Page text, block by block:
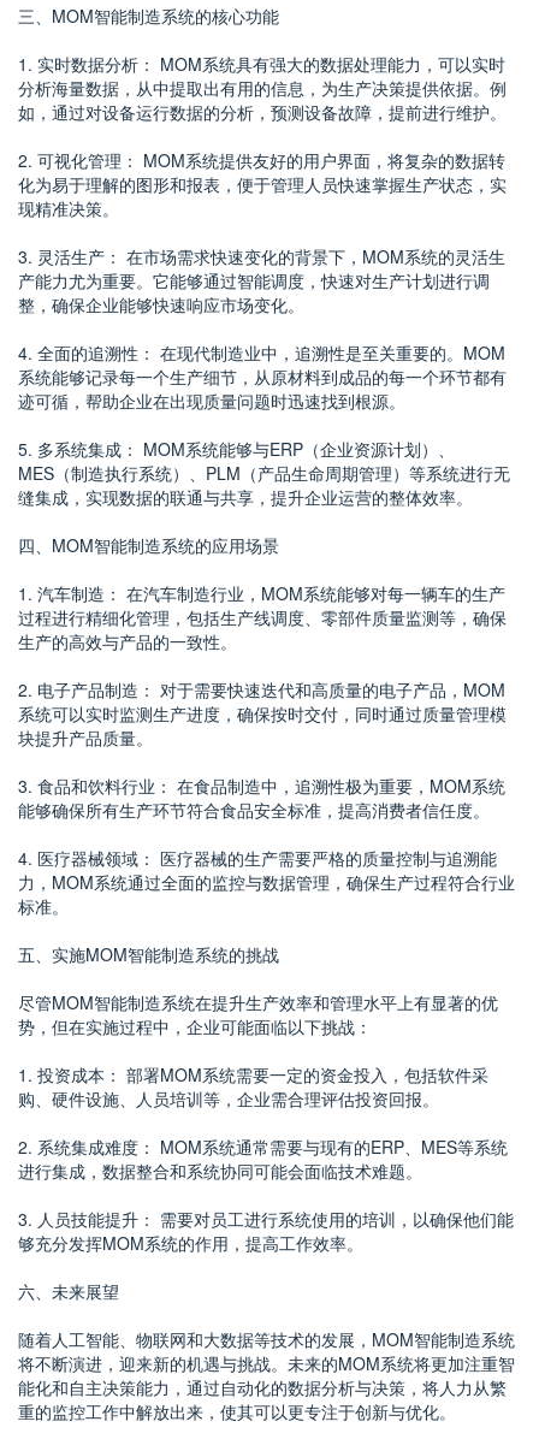
三、MOM智能制造系统的核心功能
1. 实时数据分析： MOM系统具有强大的数据处理能力，可以实时
分析海量数据，从中提取出有用的信息，为生产决策提供依据。例
如，通过对设备运行数据的分析，预测设备故障，提前进行维护。
2. 可视化管理： MOM系统提供友好的用户界面，将复杂的数据转
化为易于理解的图形和报表，便于管理人员快速掌握生产状态，实
现精准决策。
3. 灵活生产： 在市场需求快速变化的背景下，MOM系统的灵活生
产能力尤为重要。它能够通过智能调度，快速对生产计划进行调
整，确保企业能够快速响应市场变化。
4. 全面的追溯性： 在现代制造业中，追溯性是至关重要的。MOM
系统能够记录每一个生产细节，从原材料到成品的每一个环节都有
迹可循，帮助企业在出现质量问题时迅速找到根源。
5. 多系统集成： MOM系统能够与ERP（企业资源计划）、
MES（制造执行系统）、PLM（产品生命周期管理）等系统进行无
缝集成，实现数据的联通与共享，提升企业运营的整体效率。
四、MOM智能制造系统的应用场景
1. 汽车制造： 在汽车制造行业，MOM系统能够对每一辆车的生产
过程进行精细化管理，包括生产线调度、零部件质量监测等，确保
生产的高效与产品的一致性。
2. 电子产品制造： 对于需要快速迭代和高质量的电子产品，MOM
系统可以实时监测生产进度，确保按时交付，同时通过质量管理模
块提升产品质量。
3. 食品和饮料行业： 在食品制造中，追溯性极为重要，MOM系统
能够确保所有生产环节符合食品安全标准，提高消费者信任度。
4. 医疗器械领域： 医疗器械的生产需要严格的质量控制与追溯能
力，MOM系统通过全面的监控与数据管理，确保生产过程符合行业
标准。
五、实施MOM智能制造系统的挑战
尽管MOM智能制造系统在提升生产效率和管理水平上有显著的优
势，但在实施过程中，企业可能面临以下挑战：
1. 投资成本： 部署MOM系统需要一定的资金投入，包括软件采
购、硬件设施、人员培训等，企业需合理评估投资回报。
2. 系统集成难度： MOM系统通常需要与现有的ERP、MES等系统
进行集成，数据整合和系统协同可能会面临技术难题。
3. 人员技能提升： 需要对员工进行系统使用的培训，以确保他们能
够充分发挥MOM系统的作用，提高工作效率。
六、未来展望
随着人工智能、物联网和大数据等技术的发展，MOM智能制造系统
将不断演进，迎来新的机遇与挑战。未来的MOM系统将更加注重智
能化和自主决策能力，通过自动化的数据分析与决策，将人力从繁
重的监控工作中解放出来，使其可以更专注于创新与优化。